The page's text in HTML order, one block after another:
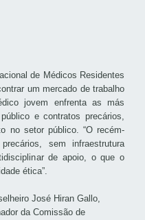
de Médicos Residentes
um mercado de trabalho
jovem enfrenta as más
e contratos precários,
no setor público. “O recém-
sem infraestrutura
de apoio, o que o
ética”.
José Hiran Gallo,
da Comissão de